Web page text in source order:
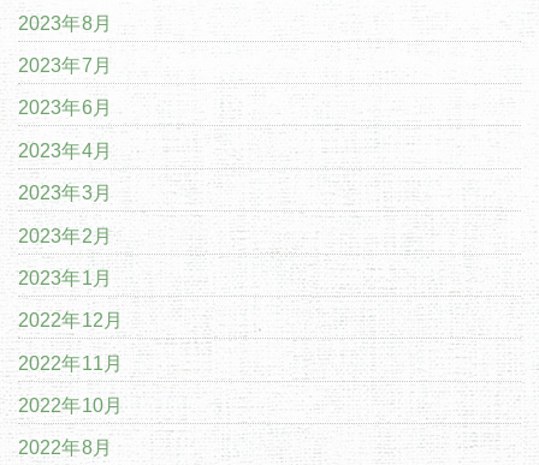
2023年8月
2023年7月
2023年6月
2023年4月
2023年3月
2023年2月
2023年1月
2022年12月
2022年11月
2022年10月
2022年8月